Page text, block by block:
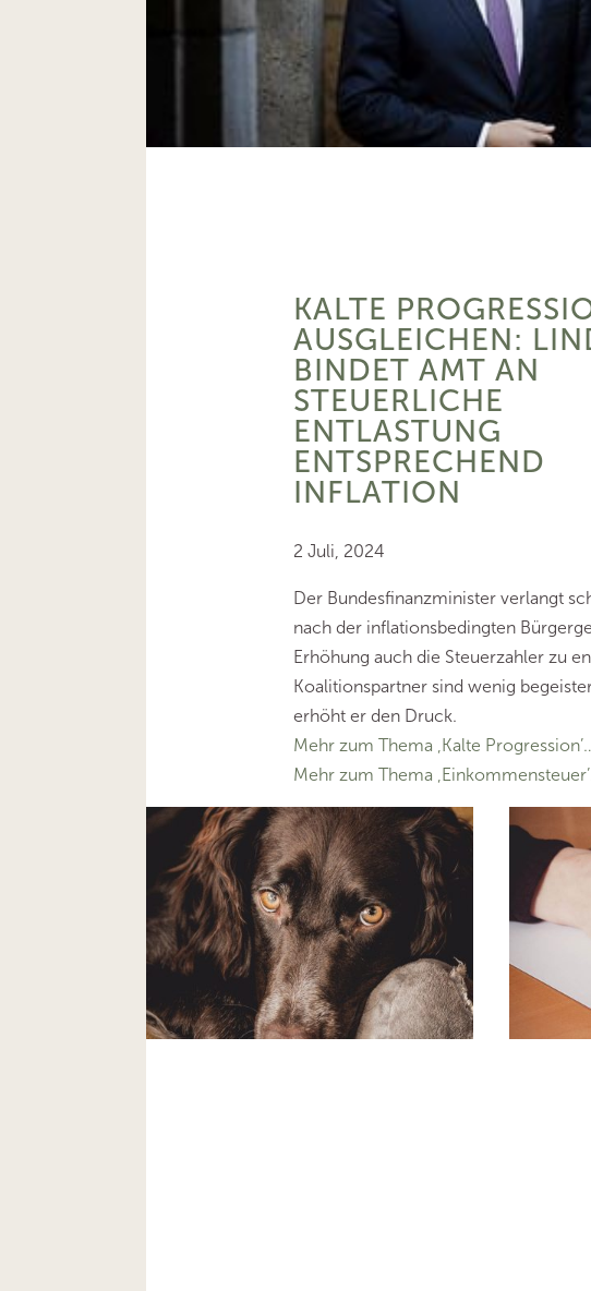
KALTE
AUSGLEICHEN:
BINDET AMT AN
STEUERLICHE
ENTLASTUNG
ENTSPRECHEND
INFLATION
2 Juli, 2024
Der Bundesfinanzminister verlangt
nach der inflationsbedingten
Erhöhung auch die Steuerzahler zu
Koalitionspartner sind wenig
erhöht er den Druck.
Mehr zum Thema ‚Kalte
Mehr zum Thema